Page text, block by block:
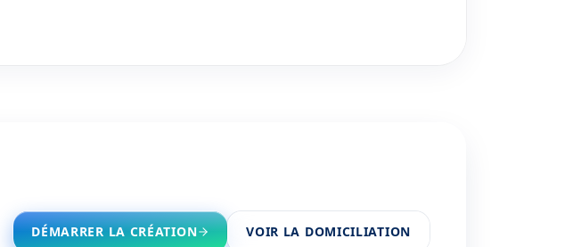
DÉMARRER LA CRÉATION VOIR LA DOMICILIATION